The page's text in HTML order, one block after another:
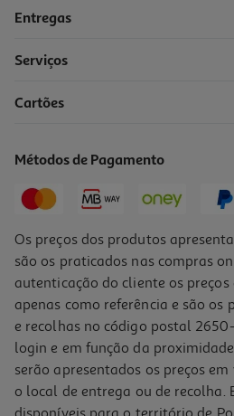
Entregas
Serviços
Cartões
Métodos de Pagamento
Os preços dos produtos
são os praticados nas compras
autenticação do cliente os
apenas como referência e são os
e recolhas no código postal
login e em função da
serão apresentados os preços
o local de entrega ou de recolha.